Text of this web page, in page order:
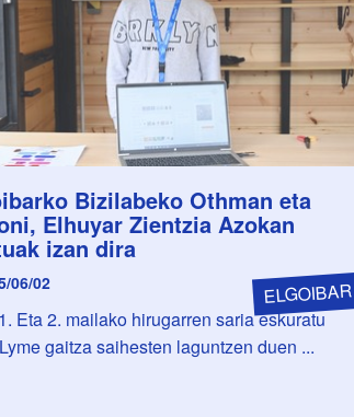
Bizilabeko Othman eta
Elhuyar Zientzia Azokan
izan dira
06/02 ELGOIBAR
Eta 2. mailako hirugarren saria eskuratu
gaitza saihesten laguntzen duen ...